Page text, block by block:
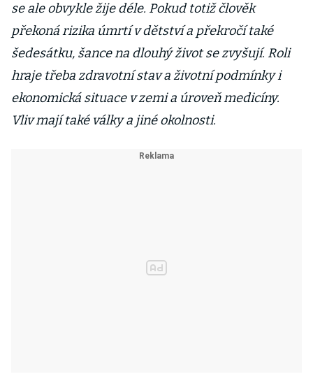
se ale obvykle žije déle. Pokud totiž člověk
překoná rizika úmrtí v dětství a překročí také
šedesátku, šance na dlouhý život se zvyšují. Roli
hraje třeba zdravotní stav a životní podmínky i
ekonomická situace v zemi a úroveň medicíny.
Vliv mají také války a jiné okolnosti.